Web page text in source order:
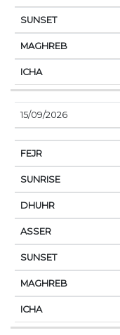
15/09/2026